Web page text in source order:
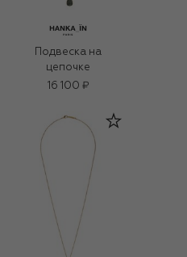
Подвеска на
цепочке
16 100 ₽